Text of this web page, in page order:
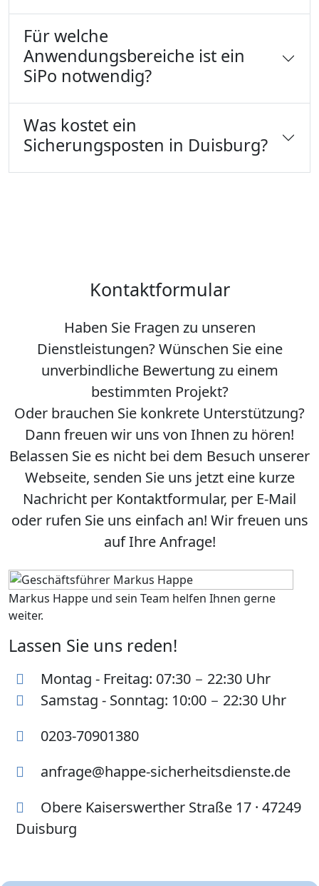
Für welche
Anwendungsbereiche ist ein
SiPo notwendig?
Was kostet ein
Sicherungsposten in Duisburg?
Kontaktformular
Haben Sie Fragen zu unseren
Dienstleistungen? Wünschen Sie eine
unverbindliche Bewertung zu einem
bestimmten Projekt?
Oder brauchen Sie konkrete Unterstützung?
Dann freuen wir uns von Ihnen zu hören!
Belassen Sie es nicht bei dem Besuch unserer
Webseite, senden Sie uns jetzteine kurze
Nachricht per Kontaktformular, per E-Mail
oder rufen Sie uns einfach an! Wir freuen uns
auf Ihre Anfrage!
Markus Happe und sein Team helfen Ihnen gerne
weiter.
Lassen Sie uns reden!
Montag - Freitag: 07:30 − 22:30 Uhr
Samstag - Sonntag: 10:00 − 22:30 Uhr
0203-70901380
anfrage@happe-sicherheitsdienste.de
Obere Kaiserswerther Straße 17 · 47249
Duisburg